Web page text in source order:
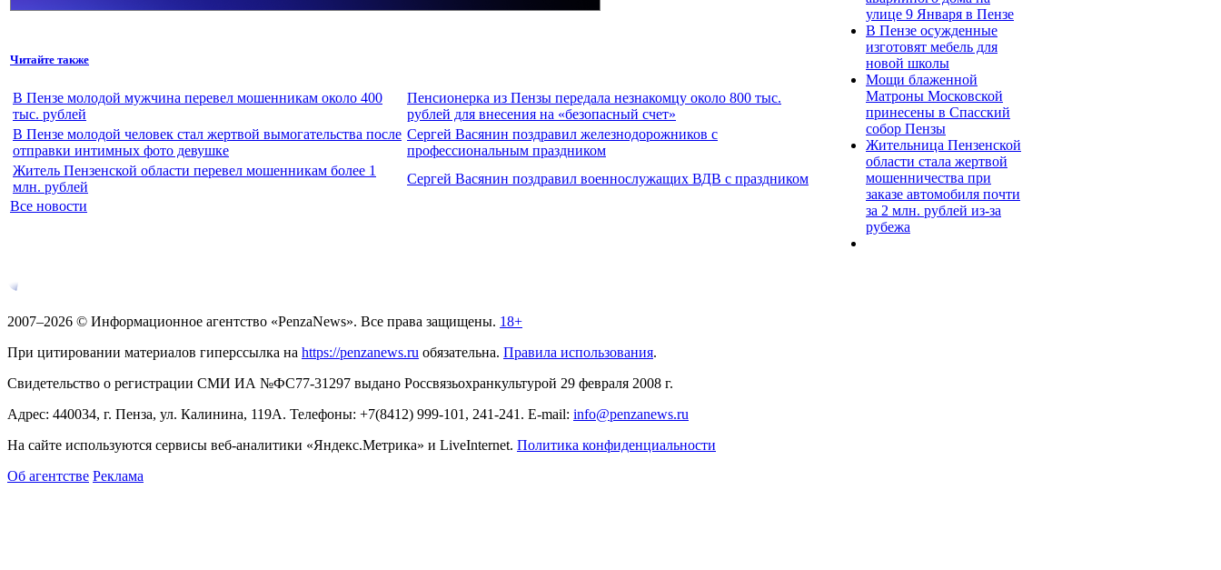
Читайте также
В Пензе молодой мужчина перевел мошенникам около 400
тыс. рублей
Пенсионерка из Пензы передала незнакомцу около 800 тыс.
рублей для внесения на «безопасный счет»
В Пензе молодой человек стал жертвой вымогательства после
отправки интимных фото девушке
Сергей Васянин поздравил железнодорожников с
профессиональным праздником
Житель Пензенской области перевел мошенникам более 1
млн. рублей
Сергей Васянин поздравил военнослужащих ВДВ с праздником
Все новости
улице 9 Января в Пензе
В Пензе осужденные
изготовят мебель для
новой школы
Мощи блаженной
Матроны Московской
принесены в Спасский
собор Пензы
Жительница Пензенской
области стала жертвой
мошенничества при
заказе автомобиля почти
за 2 млн. рублей из-за
рубежа
2007–2026 © Информационное агентство «PenzaNews». Все права защищены. 18+
При цитировании материалов гиперссылка на https://penzanews.ru обязательна. Правила использования.
Свидетельство о регистрации СМИ ИА №ФС77-31297 выдано Россвязьохранкультурой 29 февраля 2008 г.
Адрес: 440034, г. Пенза, ул. Калинина, 119А. Телефоны: +7(8412) 999-101, 241-241 . E-mail: info@penzanews.ru
На сайте используются сервисы веб-аналитики «Яндекс.Метрика» и LiveInternet. Политика конфиденциальности
Об агентстве Реклама